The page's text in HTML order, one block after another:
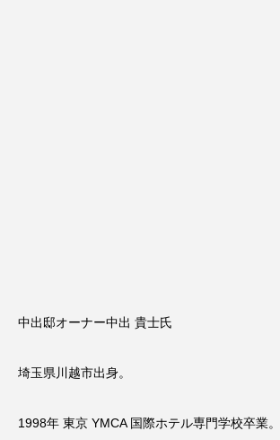
中出邸オーナー中出 貴士氏
埼玉県川越市出身。
​1998年 東京 YMCA 国際ホテル専門学校卒業。